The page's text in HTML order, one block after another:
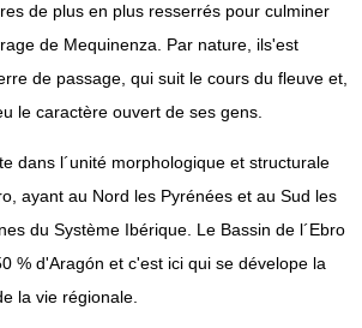
de plus en plus resserrés pour culminer
de Mequinenza. Par nature, ils'est
de passage, qui suit le cours du fleuve et,
le caractère ouvert de ses gens.
dans l´unité morphologique et structurale
ayant au Nord les Pyrénées et au Sud les
du Système Ibérique. Le Bassin de l´Ebro
% d'Aragón et c'est ici qui se dévelope la
la vie régionale.